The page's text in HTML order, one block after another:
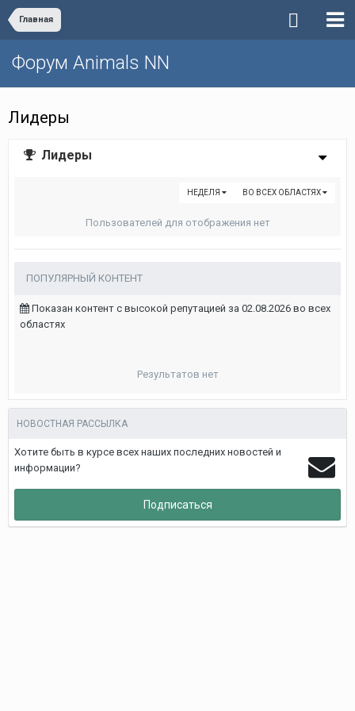
Главная
Форум Animals NN
Лидеры
Лидеры
ВО ВСЕХ ОБЛАСТЯХ
НЕДЕЛЯ
Пользователей для отображения нет
ПОПУЛЯРНЫЙ КОНТЕНТ
Показан контент с высокой репутацией за 02.08.2026 во всех
областях
Результатов нет
НОВОСТНАЯ РАССЫЛКА
Хотите быть в курсе всех наших последних новостей и
информации?
Подписаться